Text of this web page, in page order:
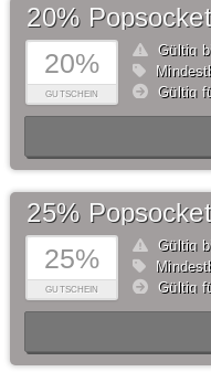
20%
GUTSCHEIN
20%
Gültig
Gültig
25%
GUTSCHEIN
25%
Gültig
Gültig